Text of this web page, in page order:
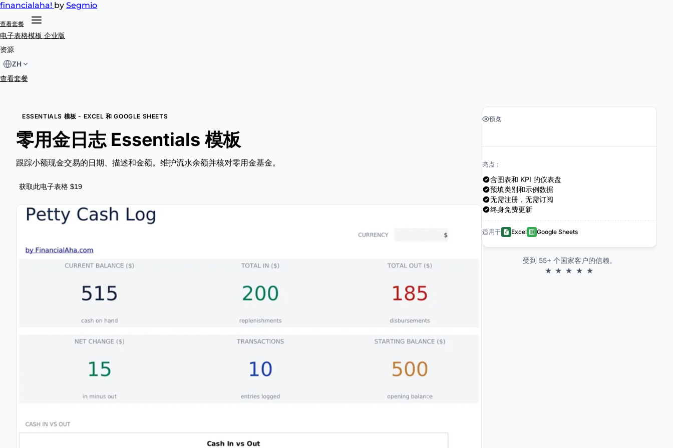
financialaha! by Segmio
查看套餐
电子表格模板 企业版
资源
ZH
查看套餐
ESSENTIALS 模板 - EXCEL 和 GOOGLE SHEETS
零用金日志 Essentials 模板
跟踪小额现金交易的日期、描述和金额。维护流水余额并核对零用金基金。
获取此电子表格 $19
预览
亮点：
含图表和 KPI 的仪表盘
预填类别和示例数据
无需注册，无需订阅
终身免费更新
适用于 Excel Google Sheets
受到 55+ 个国家客户的信赖。
★ ★ ★ ★ ★